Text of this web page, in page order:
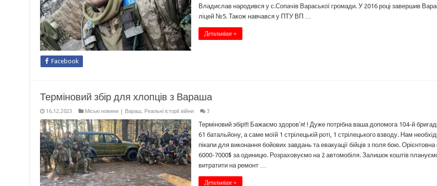
Владислав народився у с.Сопачів Вараської громади. У 2016 році завершив
ліцей №5. Також навчався у ПТУ ВП …
Детальніше »
Facebook
Терміновий збір для хлопців з Вараша
16.12.2023 Міські новини | Вараш, Реальні історії війни 3
Терміновий збір!!! Бажаємо здоровʼя! ! Дуже потрібна ваша допомога 104-й
61 батальйону, а саме моїй 1 стрілецькій роті, 1 стрілецького взводу. Нам
пікапи для виконання бойових завдань та евакуації бійців з поля бою. Орієнтовна
6000-7000$ за одиницю. Розраховуємо на 2 автомобіля. Залишок коштів
витратити на ремонт …
Детальніше »